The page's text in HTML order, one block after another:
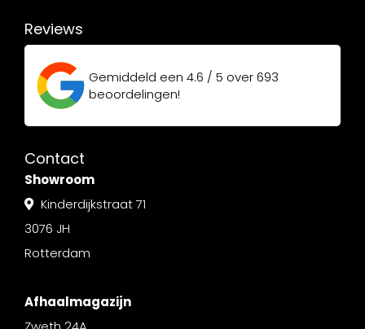
Reviews
Gemiddeld een 4.6 / 5 over693
beoordelingen!
Contact
Showroom
Kinderdijkstraat 71
3076 JH
Rotterdam
Afhaalmagazijn